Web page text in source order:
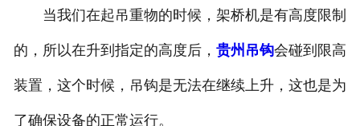
当我们在起吊重物的时候，架桥机是有高度限制
的，所以在升到指定的高度后， 贵州吊钩会碰到限高
装置，这个时候，吊钩是无法在继续上升，这也是为
了确保设备的正常运行。